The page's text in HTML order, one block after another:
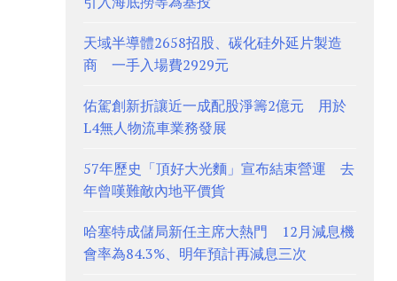
天域半導體2658招股、碳化硅外延片製造
商 一手入場費2929元
佑駕創新折讓近一成配股淨籌2億元 用於
L4無人物流車業務發展
57年歷史「頂好大光麵」宣布結束營運 去
年曾嘆難敵內地平價貨
哈塞特成儲局新任主席大熱門 12月減息機
會率為84.3%、明年預計再減息三次